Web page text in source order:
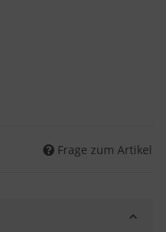
Frage zum Artikel